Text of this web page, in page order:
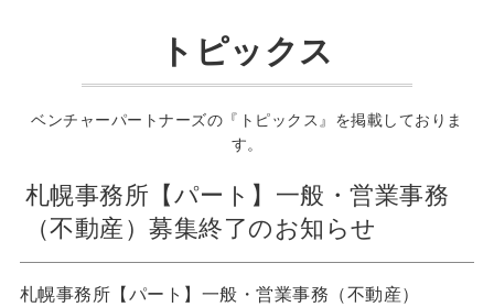
トピックス
ベンチャーパートナーズの『トピックス』を掲載しておりま
す。
札幌事務所【パート】一般・営業事務
（不動産）募集終了のお知らせ
札幌事務所【パート】一般・営業事務（不動産）